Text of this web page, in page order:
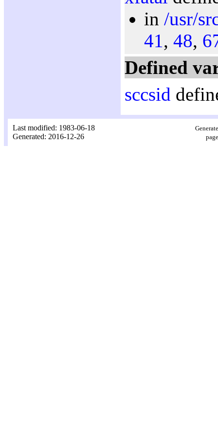
in /usr/
41, 48,
Defined
sccsid
Last modified: 1983-06-18
Generated: 2016-12-26